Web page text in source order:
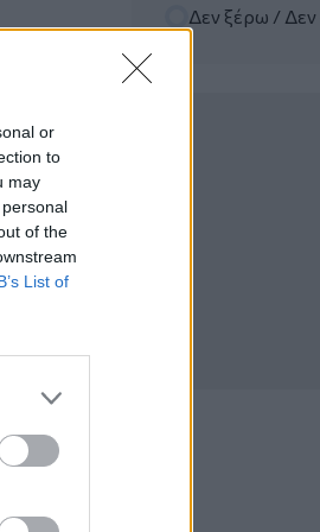
or
to
may
of the
List of
06.08.2026 - 12:22
Kavita Patel -
Forum: Ένα στα πέντε
Δεν ξέρω /